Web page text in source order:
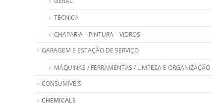
TÉCNICA
CHAPARIA – PINTURA – VIDROS
GARAGEM E ESTAÇÃO DE SERVIÇO
MÁQUINAS / FERRAMENTAS / LIMPEZA E ORGANIZAÇÃO
CONSUMÍVEIS
CHEMICALS